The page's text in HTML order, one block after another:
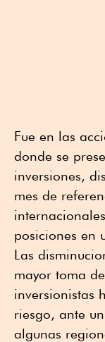
Fue en las
donde se
inversiones,
mes de
posiciones en
Las
mayor toma
inversionistas
riesgo, ante
algunas